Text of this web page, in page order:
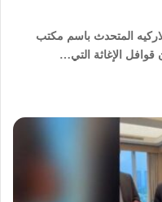
المتحدث باسم مكتب
قوافل الإغاثة التي…